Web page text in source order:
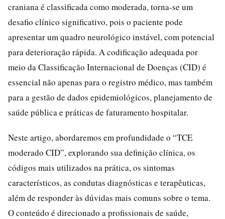
craniana é classificada como moderada, torna-se um
desafio clínico significativo, pois o paciente pode
apresentar um quadro neurológico instável, com potencial
para deterioração rápida. A codificação adequada por
meio da Classificação Internacional de Doenças (CID) é
essencial não apenas para o registro médico, mas também
para a gestão de dados epidemiológicos, planejamento de
saúde pública e práticas de faturamento hospitalar.
Neste artigo, abordaremos em profundidade o “TCE
moderado CID”, explorando sua definição clínica, os
códigos mais utilizados na prática, os sintomas
característicos, as condutas diagnósticas e terapêuticas,
além de responder às dúvidas mais comuns sobre o tema.
O conteúdo é direcionado a profissionais de saúde,